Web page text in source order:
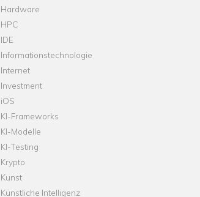
Hardware
HPC
IDE
Informationstechnologie
Internet
Investment
iOS
KI-Frameworks
KI-Modelle
KI-Testing
Krypto
Kunst
Künstliche Intelligenz